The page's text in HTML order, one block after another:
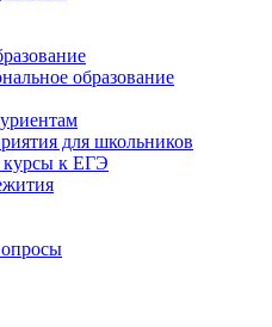
образование
для школьников
курсы к ЕГЭ